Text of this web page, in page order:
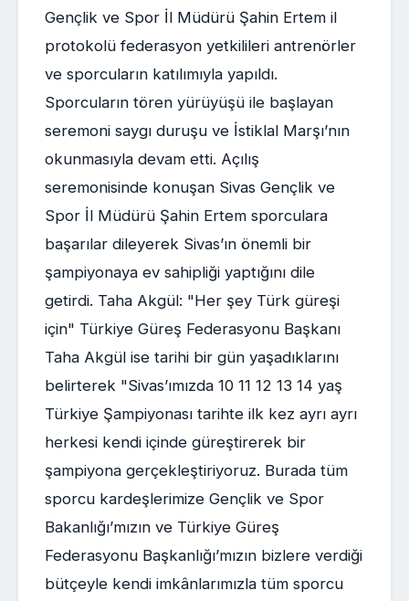
Gençlik ve Spor İl Müdürü Şahin Ertem il
protokolü federasyon yetkilileri antrenörler
ve sporcuların katılımıyla yapıldı.
Sporcuların tören yürüyüşü ile başlayan
seremoni saygı duruşu ve İstiklal Marşı’nın
okunmasıyla devam etti. Açılış
seremonisinde konuşan Sivas Gençlik ve
Spor İl Müdürü Şahin Ertem sporculara
başarılar dileyerek Sivas’ın önemli bir
şampiyonaya ev sahipliği yaptığını dile
getirdi. Taha Akgül: "Her şey Türk güreşi
için" Türkiye Güreş Federasyonu Başkanı
Taha Akgül ise tarihi bir gün yaşadıklarını
belirterek "Sivas’ımızda 10 11 12 13 14 yaş
Türkiye Şampiyonası tarihte ilk kez ayrı ayrı
herkesi kendi içinde güreştirerek bir
şampiyona gerçekleştiriyoruz. Burada tüm
sporcu kardeşlerimize Gençlik ve Spor
Bakanlığı’mızın ve Türkiye Güreş
Federasyonu Başkanlığı’mızın bizlere verdiği
bütçeyle kendi imkânlarımızla tüm sporcu